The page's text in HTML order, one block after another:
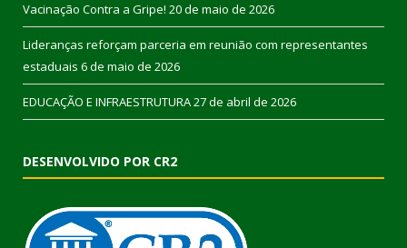
Vacinação Contra a Gripe! 20 de maio de 2026
Lideranças reforçam parceria em reunião com representantes
estaduais 6 de maio de 2026
EDUCAÇÃO E INFRAESTRUTURA27 de abril de 2026
DESENVOLVIDO POR CR2